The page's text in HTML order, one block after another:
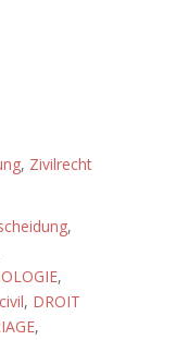
, Zivilrecht
,
,
, DROIT
,